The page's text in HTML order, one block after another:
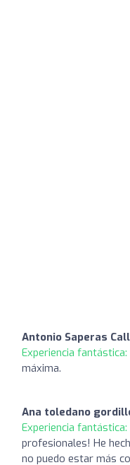
Antonio Saperas
Experiencia fantástica:
máxima.
Ana toledano
Experiencia fantástica:
profesionales! He
no puedo estar más